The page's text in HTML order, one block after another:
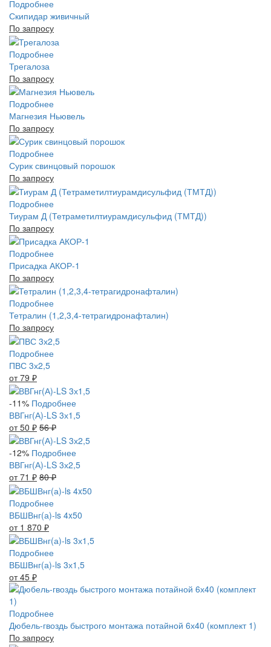
Подробнее
Скипидар живичный
По запросу
Подробнее
Трегалоза
По запросу
Подробнее
Магнезия Ньювель
По запросу
Подробнее
Сурик свинцовый порошок
По запросу
Подробнее
Тиурам Д (Тетраметилтиурамдисульфид (ТМТД))
По запросу
Подробнее
Присадка АКОР-1
По запросу
Подробнее
Тетралин (1,2,3,4-тетрагидронафталин)
По запросу
Подробнее
ПВС 3х2,5
от 79 ₽
-11% Подробнее
ВВГнг(А)-LS 3х1,5
от 50 ₽ 56₽
-12% Подробнее
ВВГнг(А)-LS 3х2,5
от 71 ₽ 80₽
Подробнее
ВБШВнг(а)-ls 4x50
от 1 870 ₽
Подробнее
ВБШВнг(а)-ls 3х1,5
от 45 ₽
Подробнее
Дюбель-гвоздь быстрого монтажа потайной 6х40 (комплект 1)
По запросу